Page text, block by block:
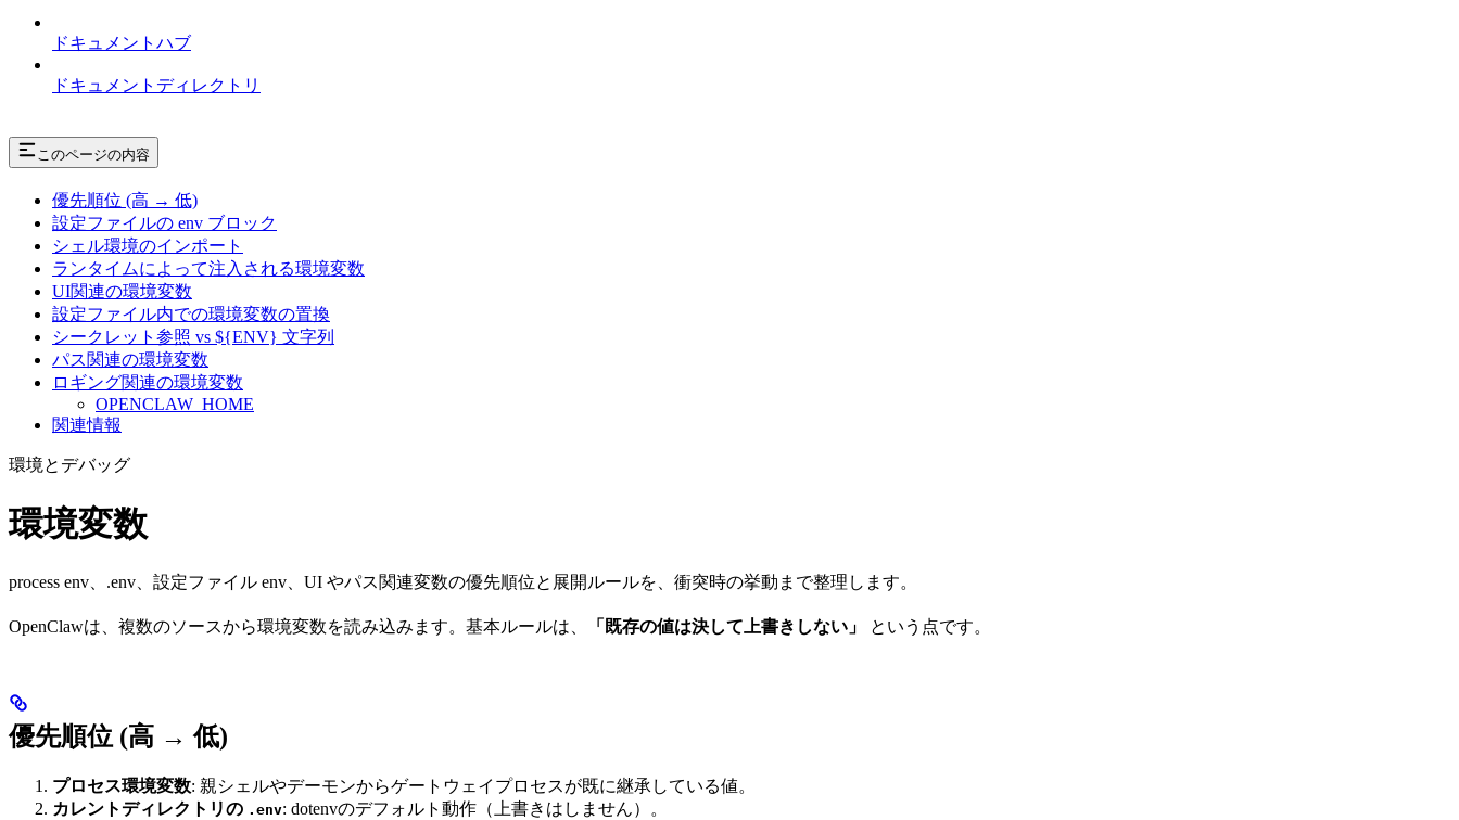
ドキュメントハブ
ドキュメントディレクトリ
このページの内容
優先順位 (高 → 低)
設定ファイルの env ブロック
シェル環境のインポート
ランタイムによって注入される環境変数
UI関連の環境変数
設定ファイル内での環境変数の置換
シークレット参照 vs ${ENV} 文字列
パス関連の環境変数
ロギング関連の環境変数
OPENCLAW_HOME
関連情報
環境とデバッグ
環境変数
process env、.env、設定ファイル env、UI やパス関連変数の優先順位と展開ルールを、衝突時の挙動まで整理します。
OpenClawは、複数のソースから環境変数を読み込みます。基本ルールは、 「既存の値は決して上書きしない」 という点です。
優先順位 (高 → 低)
プロセス環境変数: 親シェルやデーモンからゲートウェイプロセスが既に継承している値。
カレントディレクトリの .env: dotenvのデフォルト動作（上書きはしません）。